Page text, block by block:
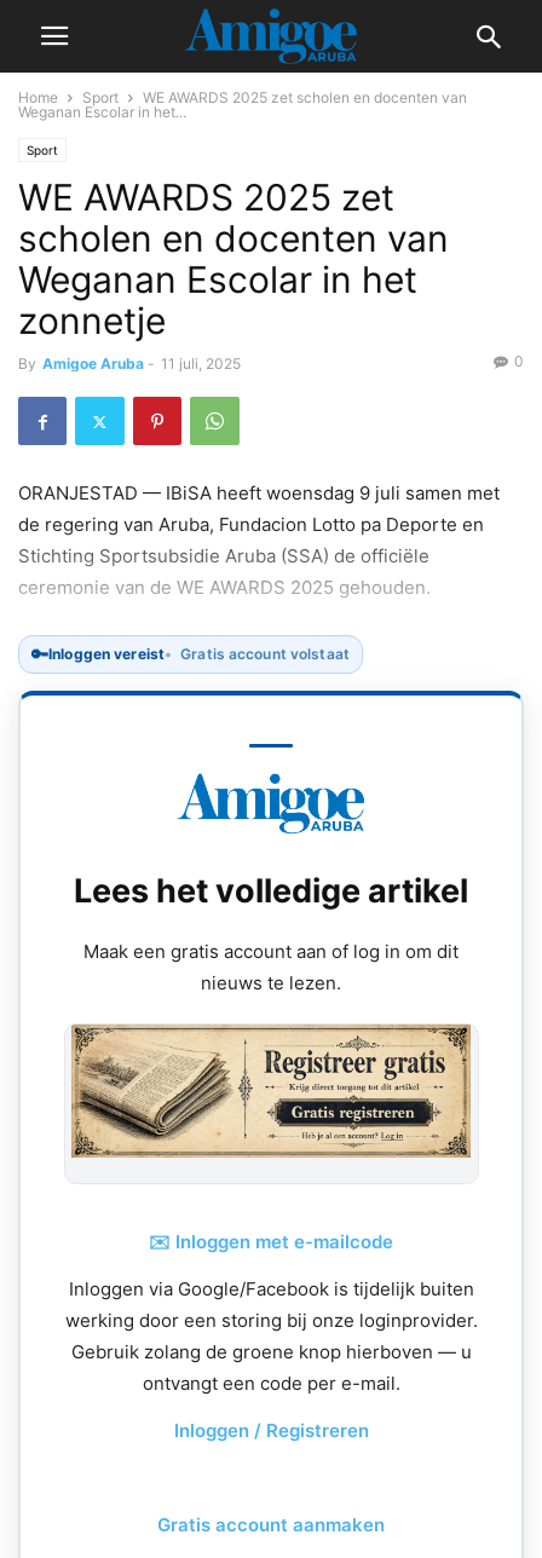
Home Sport
WE AWARDS 2025 zet scholen en docenten van
Weganan Escolar in het...
Sport
WE AWARDS 2025 zet
scholen en docenten van
Weganan Escolar in het
zonnetje
By Amigoe Aruba - 11 juli, 2025 0
ORANJESTAD — IBiSA heeft woensdag 9 juli samen met
de regering van Aruba, Fundacion Lotto pa Deporte en
Stichting Sportsubsidie Aruba (SSA) de officiële
ceremonie van de WE AWARDS 2025 gehouden.
🔑Inloggen vereist Gratis account volstaat
Lees het volledige artikel
Maak een gratis account aan of log in om dit
nieuws te lezen.
✉️ Inloggen met e-mailcode
Inloggen via Google/Facebook is tijdelijk buiten
werking door een storing bij onze loginprovider.
Gebruik zolang de groene knop hierboven — u
ontvangt een code per e-mail.
Inloggen / Registreren
Gratis account aanmaken